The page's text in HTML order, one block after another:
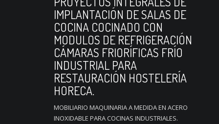
IMPLANTACIÓN DE SALAS DE
COCINA COCINADO CON
MODULOS DE REFRIGERACIÓN
CÁMARAS FRIORÍFICAS FRÍO
INDUSTRIAL PARA
RESTAURACIÓN HOSTELERÍA
HORECA.
MOBILIARIO MAQUINARIA A MEDIDA EN ACERO
INOXIDABLE PARA COCINAS INDUSTRIALES.